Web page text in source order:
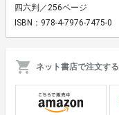
四六判／256ページ
ISBN：978-4-7976-7475-0
ネット書店で注文する